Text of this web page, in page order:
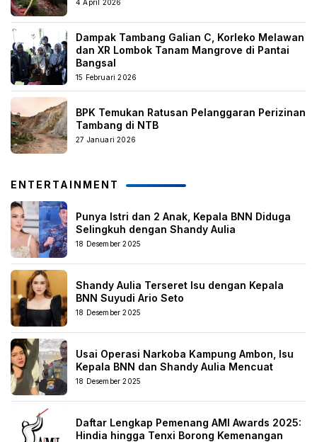
4 April 2026
Dampak Tambang Galian C, Korleko Melawan
dan XR Lombok Tanam Mangrove di Pantai
Bangsal
15 Februari 2026
BPK Temukan Ratusan Pelanggaran Perizinan
Tambang di NTB
27 Januari 2026
ENTERTAINMENT
Punya Istri dan 2 Anak, Kepala BNN Diduga
Selingkuh dengan Shandy Aulia
18 Desember 2025
Shandy Aulia Terseret Isu dengan Kepala
BNN Suyudi Ario Seto
18 Desember 2025
Usai Operasi Narkoba Kampung Ambon, Isu
Kepala BNN dan Shandy Aulia Mencuat
18 Desember 2025
Daftar Lengkap Pemenang AMI Awards 2025:
Hindia hingga Tenxi Borong Kemenangan